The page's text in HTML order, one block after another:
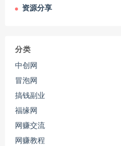
资源分享
分类
中创网
冒泡网
搞钱副业
福缘网
网赚交流
网赚教程